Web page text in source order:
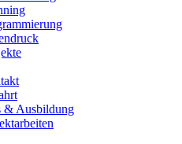
& Ausbildung